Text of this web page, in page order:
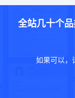
全站几十个品
如果可以，